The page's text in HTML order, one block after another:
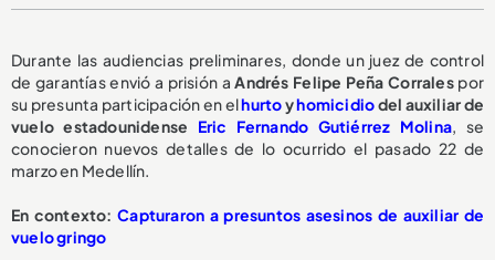
Durante las audiencias preliminares, donde un juez de control
de garantías envió a prisión aAndrés Felipe Peña Corralespor
su presunta participación en elhurtoyhomicidiodel auxiliar de
vuelo estadounidense Eric Fernando Gutiérrez Molina, se
conocieron nuevos detalles de lo ocurrido el pasado 22 de
marzo en Medellín.
En contexto: Capturaron a presuntos asesinos de auxiliar de
vuelo gringo